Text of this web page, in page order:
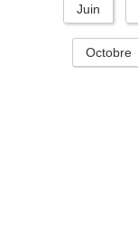
Juin
Octobre